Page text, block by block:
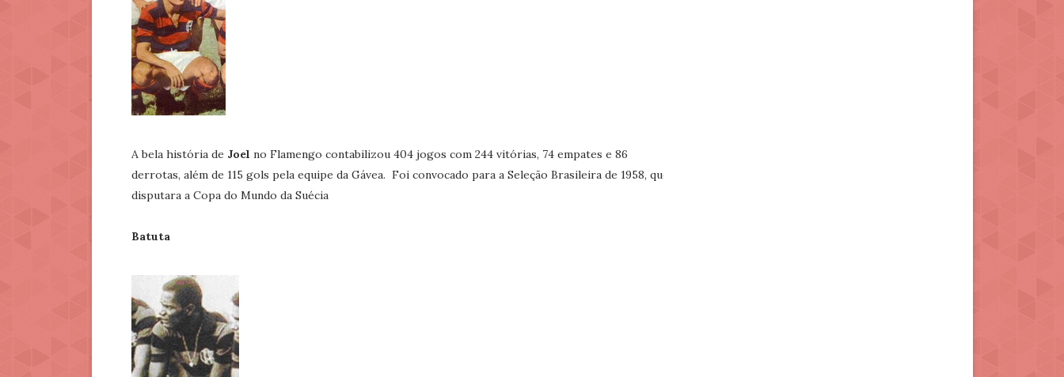
A bela história de Joel no Flamengo contabilizou 404 jogos com 244 vitórias, 74 empates e 86
derrotas, além de 115 gols pela equipe da Gávea. Foi convocado para a Seleção Brasileira de 1958, que
disputara a Copa do Mundo da Suécia
Batuta